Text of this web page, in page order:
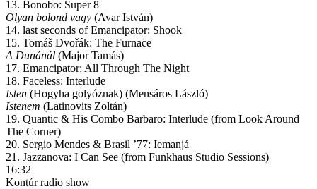
13. Bonobo: Super 8
Olyan bolond vagy (Avar István)
14. last seconds of Emancipator: Shook
15. Tomáš Dvořák: The Furnace
A Dunánál (Major Tamás)
17. Emancipator: All Through The Night
18. Faceless: Interlude
Isten (Hogyha golyóznak) (Mensáros László)
Istenem (Latinovits Zoltán)
19. Quantic & His Combo Barbaro: Interlude (from Look Around
The Corner)
20. Sergio Mendes & Brasil ’77: Iemanjá
21. Jazzanova: I Can See (from Funkhaus Studio Sessions)
16:32
Kontúr radio show